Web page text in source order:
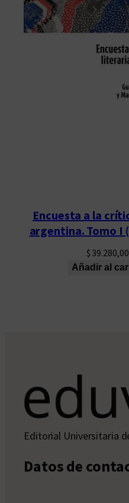
Encuesta a la
argentina. Tomo I
$ 39.280,00
Añadir al
Editorial Universitaria
Datos de